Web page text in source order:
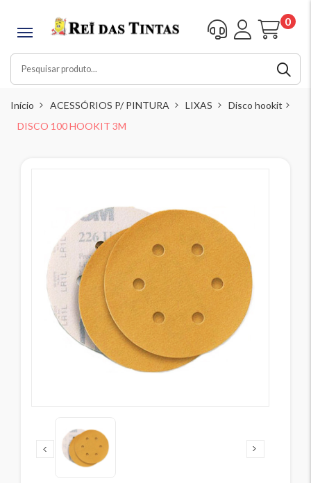
0
Início ACESSÓRIOS P/ PINTURA LIXAS
Disco hookit
DISCO 100 HOOKIT 3M